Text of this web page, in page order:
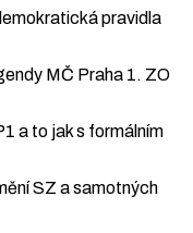
pravidla
MČ Praha 1. ZO
a to jak s formálním
SZ a samotných